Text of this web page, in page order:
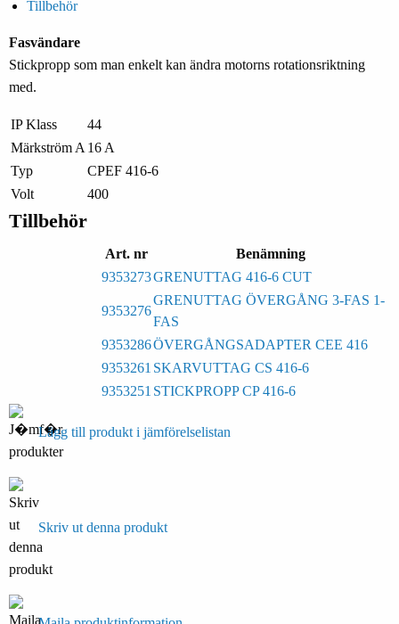
Tillbehör
Fasvändare
Stickpropp som man enkelt kan ändra motorns rotationsriktning
med.
IP Klass
44
Märkström A 16 A
Typ
CPEF 416-6
Volt
400
Tillbehör
Art. nr
Benämning
9353273GRENUTTAG 416-6 CUT
9353276
GRENUTTAG ÖVERGÅNG 3-FAS 1-
FAS
9353286ÖVERGÅNGSADAPTER CEE 416
9353261 SKARVUTTAG CS 416-6
9353251 STICKPROPP CP 416-6
Lägg till produkt i jämförelselistan
Skriv ut denna produkt